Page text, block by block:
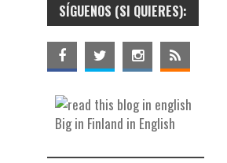
SÍGUENOS (SI QUIERES):
Big in Finland in English